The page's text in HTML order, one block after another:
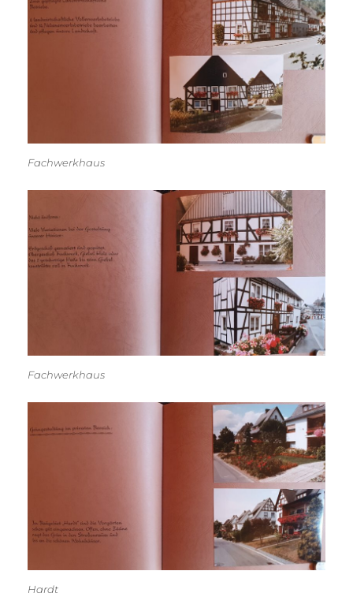
Fachwerkhaus
Fachwerkhaus
Hardt